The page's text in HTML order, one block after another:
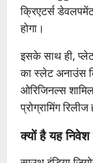
क्रिएटर्स
होगा।
इसके साथ ही,
का स्लेट अनाउंस
ओरिजिनल्स
प्रोग्रामिंग
क्यों है यह निवेश